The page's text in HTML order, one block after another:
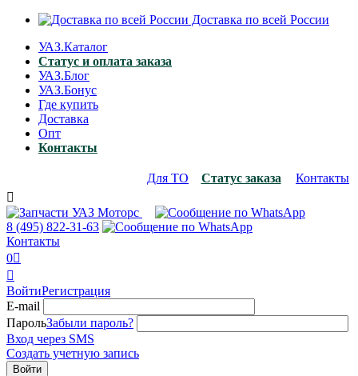
Доставка по всей России
УАЗ.Каталог
Статус и оплата заказа
УАЗ.Блог
УАЗ.Бонус
Где купить
Доставка
Опт
Контакты
Для ТО Статус заказа
Контакты

8 (495) 822-31-63
Контакты
0

ВойтиРегистрация
E-mail
ПарольЗабыли пароль?
Вход через SMS
Создать учетную запись
Войти